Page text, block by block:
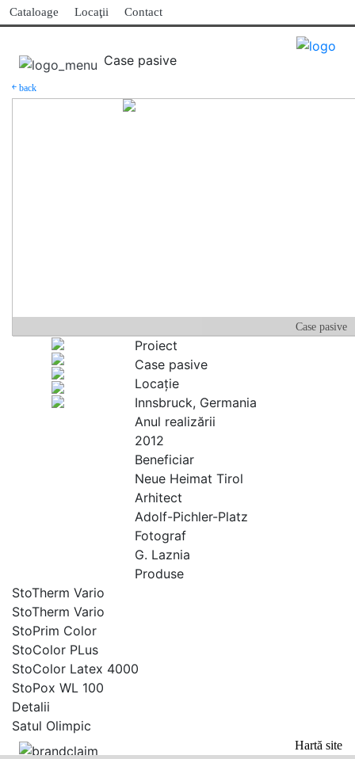
Cataloage Locaţii Contact
￩ back
Case pasive
Case pasive
Proiect
Case pasive
Locaţie
Innsbruck, Germania
Anul realizării
2012
Beneficiar
Neue Heimat Tirol
Arhitect
Adolf-Pichler-Platz
Fotograf
G. Laznia
Produse
StoTherm Vario
StoTherm Vario
StoPrim Color
StoColor PLus
StoColor Latex 4000
StoPox WL 100
Detalii
Satul Olimpic
Hartă site